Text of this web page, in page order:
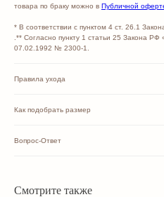
товара по браку можно в Публичной
* В соответствии с пунктом 4 ст. 26.1
.** Согласно пункту 1 статьи 25 Закона
07.02.1992 № 2300-1.
Правила ухода
Как подобрать размер
Вопрос-Ответ
Смотрите также